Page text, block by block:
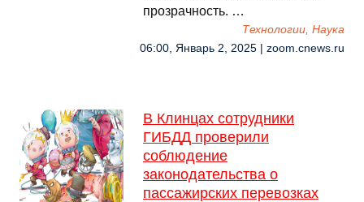
прозрачность. …
Технологии, Наука
06:00, Январь 2, 2025 | zoom.cnews.ru
В Клинцах сотрудники
ГИБДД проверили
соблюдение
законодательства о
пассажирских перевозках